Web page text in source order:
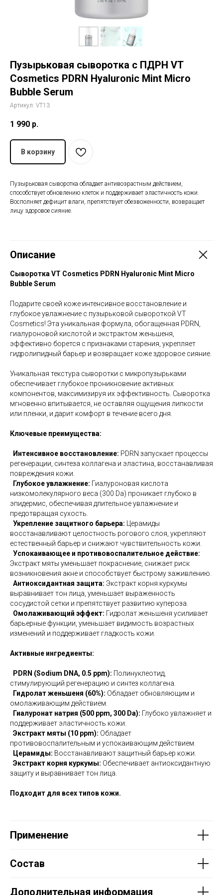
Пузырьковая сыворотка с ПДРН VT
Cosmetics PDRN Hyaluronic Mint Micro
Bubble Serum
Артикул: VT13
1 990 р.
В корзину
Пузырьковая сыворотка обладает антивозрастным действием,
способствует обновлению клеток и поддерживает эластичность кожи.
Восполняет дефицит влаги, препятствует обезвоженности, возвращает
лицу здоровое сияние.
Описание
Сыворотка VT Cosmetics PDRN Hyaluronic Mint Micro
Bubble Serum
Подарите своей коже интенсивное восстановление и
глубокое увлажнение с пузырьковой сывороткой VT
Cosmetics! Эта уникальная формула, обогащенная PDRN,
гиалуроновой кислотой и экстрактом женьшеня,
эффективно борется с признаками старения, укрепляет
гидролипидный барьер и возвращает коже здоровое сияние.
Уникальная текстура сыворотки с микропузырьками
обеспечивает глубокое проникновение активных
компонентов, максимизируя их эффективность. Сыворотка
мгновенно впитывается, не оставляя ощущения липкости
или пленки, и дарит комфорт в течение всего дня.
Ключевые преимущества:
Интенсивное восстановление: PDRN запускает процессы
регенерации, синтеза коллагена и эластина, восстанавливая
повреждения кожи.
Глубокое увлажнение: Гиалуроновая кислота
низкомолекулярного веса (300 Da) проникает глубоко в
эпидермис, обеспечивая длительное увлажнение и
предотвращая сухость.
Укрепление защитного барьера: Церамиды
восстанавливают целостность рогового слоя, укрепляют
естественный барьер и снижают чувствительность кожи.
Успокаивающее и противовоспалительное действие:
Экстракт мяты уменьшает покраснение, снижает риск
возникновения акне и способствует быстрому заживлению.
Антиоксидантная защита: Экстракт корня куркумы
выравнивает тон лица, уменьшает выраженность
сосудистой сетки и препятствует развитию купероза.
Омолаживающий эффект: Гидролат женьшеня усиливает
барьерные функции, уменьшает видимость возрастных
изменений и поддерживает гладкость кожи.
Активные ингредиенты:
PDRN (Sodium DNA, 0.5 ppm): Полинуклеотид,
стимулирующий регенерацию и синтез коллагена.
Гидролат женьшеня (60%): Обладает обновляющим и
омолаживающим действием.
Гиалуронат натрия (500 ppm, 300 Da): Глубоко увлажняет и
поддерживает эластичность кожи.
Экстракт мяты (10 ppm): Обладает
противовоспалительным и успокаивающим действием.
Церамиды: Восстанавливают защитный барьер кожи.
Экстракт корня куркумы: Обеспечивает антиоксидантную
защиту и выравнивает тон лица.
Подходит для всех типов кожи.
Применение
Состав
Дополнительная информация
История The Ordinary
Блог
Контакты